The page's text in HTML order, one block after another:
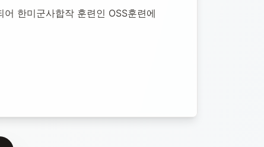
한미군사합작 훈련인 OSS훈련에